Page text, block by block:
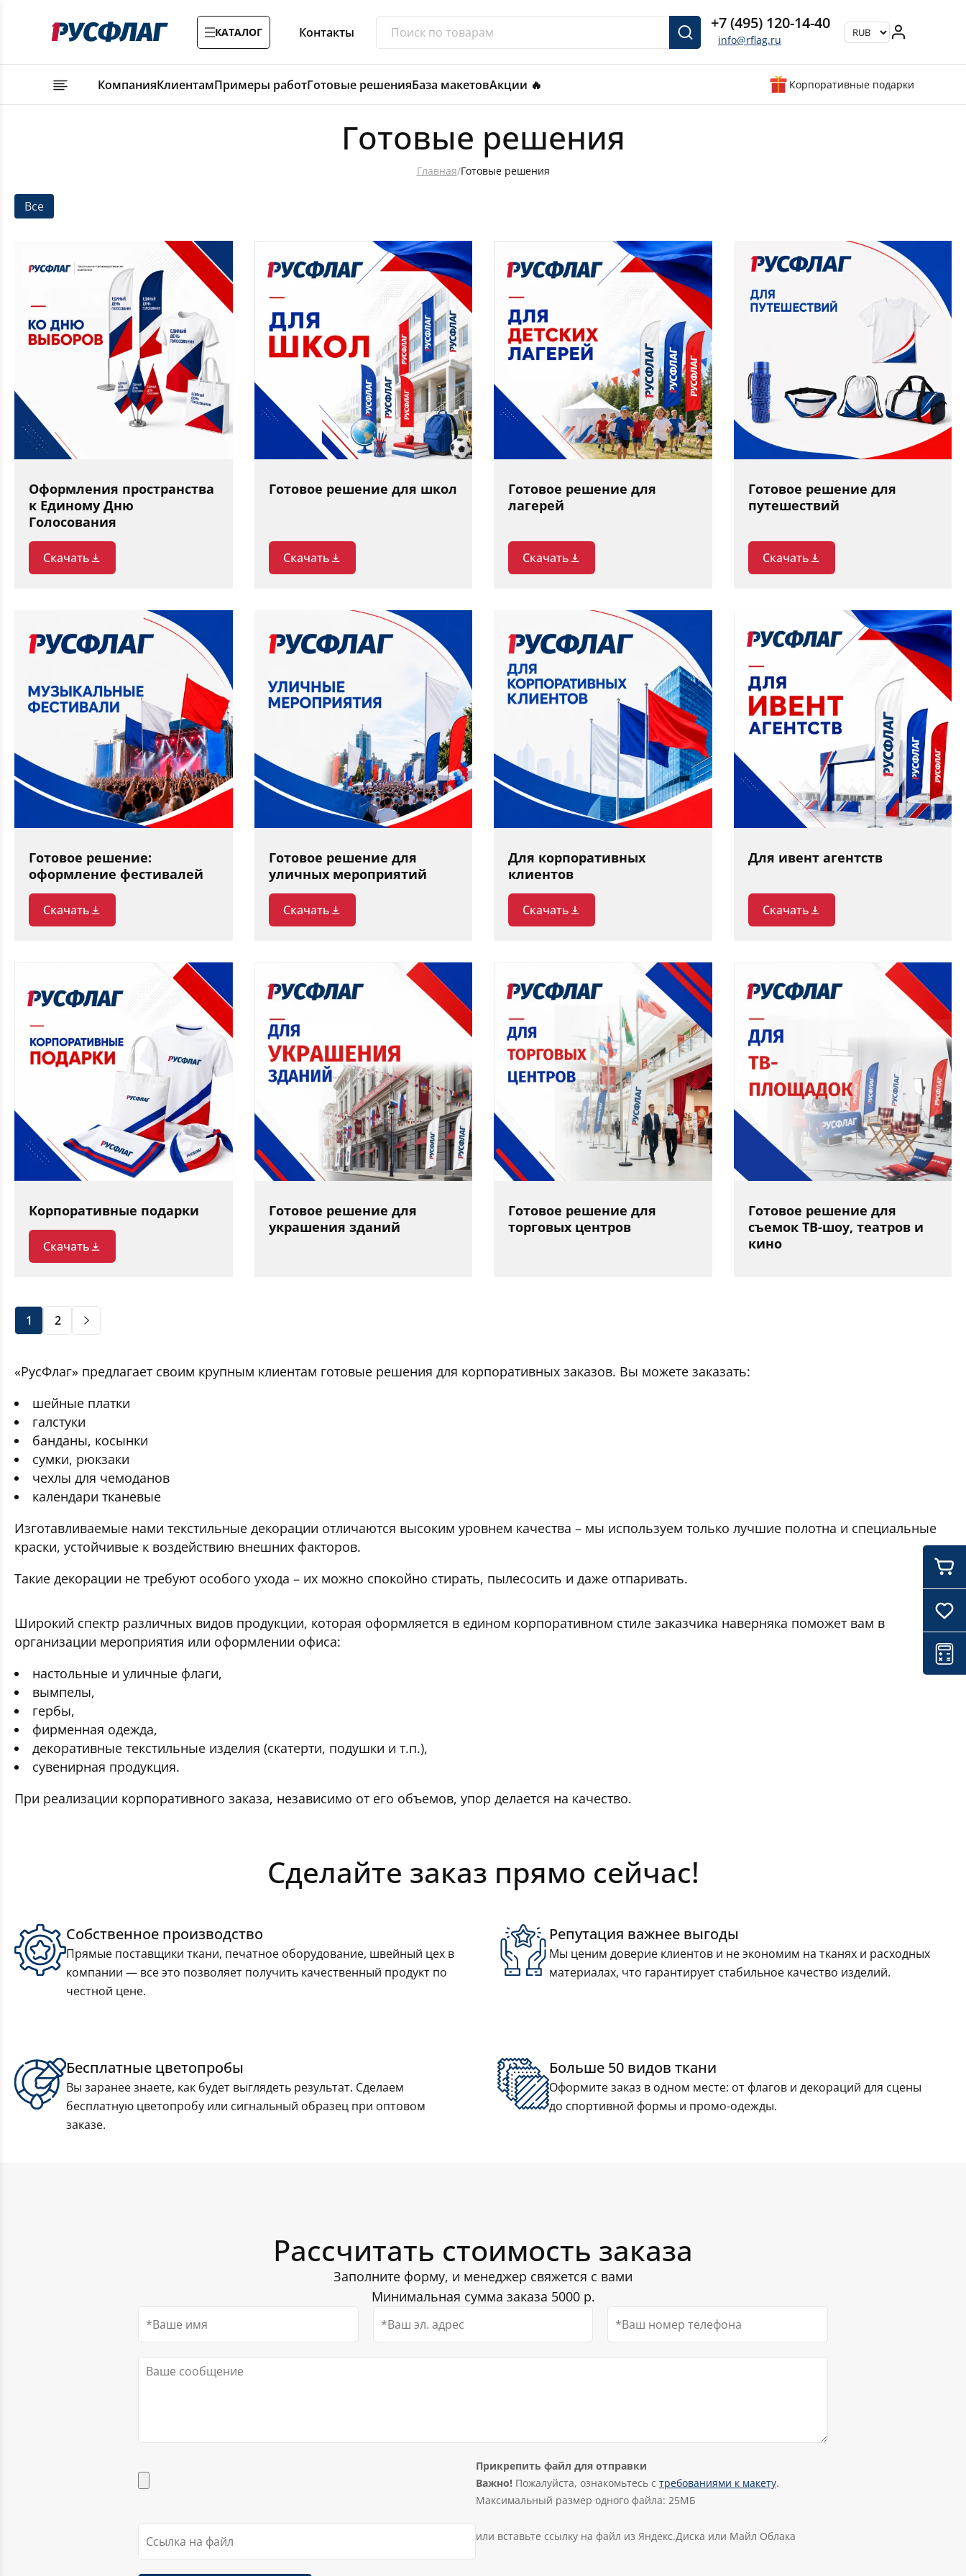
КАТАЛОГ Контакты +7 (495) 120-14-40
info@rflag.ru
КомпанияКлиентамПримеры работГотовые решенияБаза макетовАкции 🔥 Корпоративные подарки
Готовые решения
Главная/Готовые решения
Все
Оформления пространства
к Единому Дню
Голосования
Скачать
Готовое решение для школ
Скачать
Готовое решение для
лагерей
Скачать
Готовое решение для
путешествий
Скачать
Готовое решение:
оформление фестивалей
Скачать
Готовое решение для
уличных мероприятий
Скачать
Для корпоративных
клиентов
Скачать
Для ивент агентств
Скачать
Корпоративные подарки
Скачать
Готовое решение для
украшения зданий
Готовое решение для
торговых центров
Готовое решение для
съемок ТВ-шоу, театров и
кино
1 2
«РусФлаг» предлагает своим крупным клиентам готовые решения для корпоративных заказов. Вы можете заказать:
шейные платки
галстуки
банданы, косынки
сумки, рюкзаки
чехлы для чемоданов
календари тканевые
Изготавливаемые нами текстильные декорации отличаются высоким уровнем качества – мы используем только лучшие полотна и специальные
краски, устойчивые к воздействию внешних факторов.
Такие декорации не требуют особого ухода – их можно спокойно стирать, пылесосить и даже отпаривать.
Широкий спектр различных видов продукции, которая оформляется в едином корпоративном стиле заказчика наверняка поможет вам в
организации мероприятия или оформлении офиса:
настольные и уличные флаги,
вымпелы,
гербы,
фирменная одежда,
декоративные текстильные изделия (скатерти, подушки и т.п.),
сувенирная продукция.
При реализации корпоративного заказа, независимо от его объемов, упор делается на качество.
Сделайте заказ прямо сейчас!
Собственное производство
Прямые поставщики ткани, печатное оборудование, швейный цех в
компании — все это позволяет получить качественный продукт по
честной цене.
Репутация важнее выгоды
Мы ценим доверие клиентов и не экономим на тканях и расходных
материалах, что гарантирует стабильное качество изделий.
Бесплатные цветопробы
Вы заранее знаете, как будет выглядеть результат. Сделаем
бесплатную цветопробу или сигнальный образец при оптовом
заказе.
Больше 50 видов ткани
Оформите заказ в одном месте: от флагов и декораций для сцены
до спортивной формы и промо-одежды.
Рассчитать стоимость заказа
Заполните форму, и менеджер свяжется с вами
Минимальная сумма заказа 5000 р.
Прикрепить файл для отправки
Важно! Пожалуйста, ознакомьтесь с требованиями к макету.
Максимальный размер одного файла: 25МБ
или вставьте ссылку на файл из Яндекс.Диска или Майл Облака